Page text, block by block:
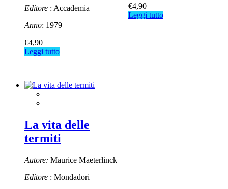
Editore : Accademia
Anno: 1979
€4,90
Leggi tutto
€4,90
Leggi tutto
La vita delle
termiti
Autore: Maurice Maeterlinck
Editore : Mondadori